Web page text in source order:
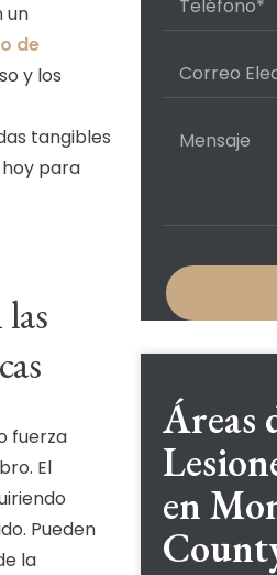
un
de
y los
tangibles
para
fuerza
El
Pueden
la
Áreas
en